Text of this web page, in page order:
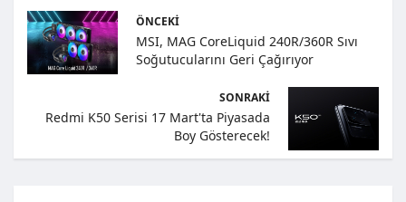
ÖNCEKI
MSI, MAG CoreLiquid 240R/360R Sıvı
Soğutucularını Geri Çağırıyor
SONRAKI
Redmi K50 Serisi 17 Mart'ta Piyasada
Boy Gösterecek!